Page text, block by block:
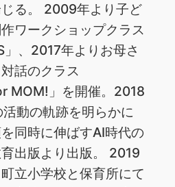
る。 2009年より子ど
ワークショップクラス
」、2017年よりお母さ
話のクラス
MOM!」を開催。2018
動の軌跡を明らかに
同時に伸ばすAI時代の
出版より出版。 2019
立小学校と保育所にて